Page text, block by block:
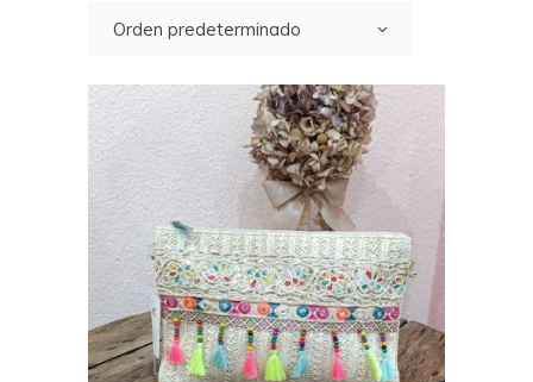
Orden predeterminado